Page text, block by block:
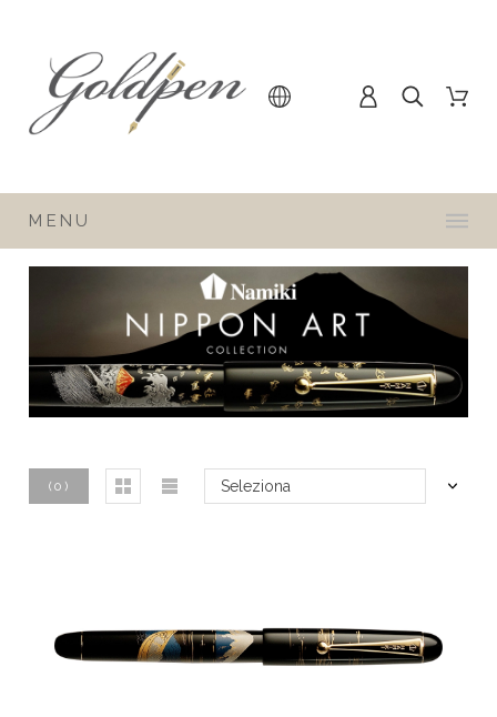
MENU
( 0 ) Seleziona